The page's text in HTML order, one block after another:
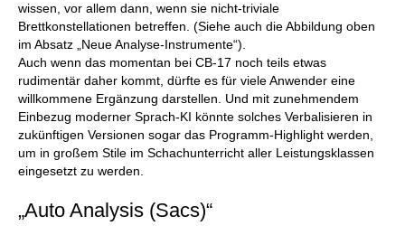
wissen, vor allem dann, wenn sie nicht-triviale
Brettkonstellationen betreffen. (Siehe auch die Abbildung oben
im Absatz „Neue Analyse-Instrumente“).
Auch wenn das momentan bei CB-17 noch teils etwas
rudimentär daher kommt, dürfte es für viele Anwender eine
willkommene Ergänzung darstellen. Und mit zunehmendem
Einbezug moderner Sprach-KI könnte solches Verbalisieren in
zukünftigen Versionen sogar das Programm-Highlight werden,
um in großem Stile im Schachunterricht aller Leistungsklassen
eingesetzt zu werden.
„Auto Analysis (Sacs)“